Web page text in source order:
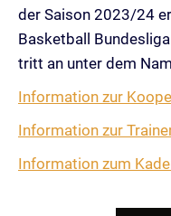
der Saison 2023/24
Basketball
tritt an unter dem
Information zur
Information zur
Information zum